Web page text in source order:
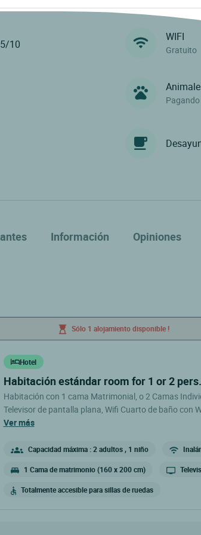
10
WIFI
Gratuito
Información Opiniones
Sólo 1 alojamiento disponible !
Hotel
habitación estándar room for 1 or 2 pers.
Habitación con 1 cama Matrimonial, o 2 Camas
Televisor de pantalla plana, Wifi Cuarto de baño con
bañera. Without breakfast.
ver más
Capacidad máxima : 2 adultos , 1 niño
1 Cama de matrimonio (160 x 200 cm)
Totalmente accesible para sillas de ruedas